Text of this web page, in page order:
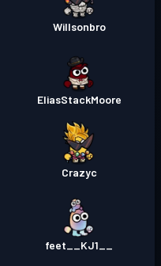
Willsonbro
EliasStackMoore
Crazyc
feet__KJ1__